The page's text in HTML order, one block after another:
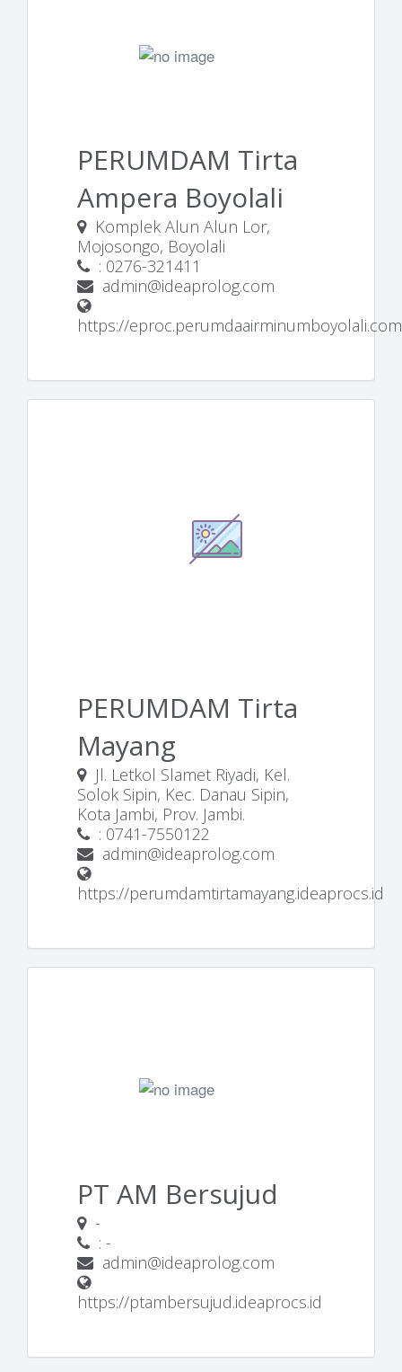
PERUMDAM Tirta
Ampera Boyolali
Komplek Alun Alun Lor,
Mojosongo, Boyolali
: 0276-321411
admin@ideaprolog.com
https://eproc.perumdaairminumboyolali.com
PERUMDAM Tirta
Mayang
Jl. Letkol Slamet Riyadi, Kel.
Solok Sipin, Kec. Danau Sipin,
Kota Jambi, Prov. Jambi.
: 0741-7550122
admin@ideaprolog.com
https://perumdamtirtamayang.ideaprocs.id
PT AM Bersujud
-
: -
admin@ideaprolog.com
https://ptambersujud.ideaprocs.id